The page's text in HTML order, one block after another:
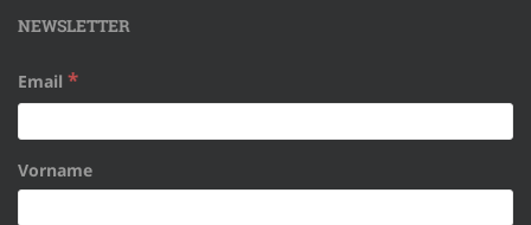
NEWSLETTER
Email *
Vorname